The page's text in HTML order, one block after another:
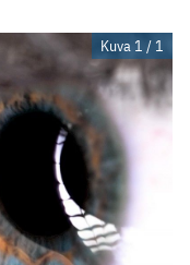
Kuva 1 / 1